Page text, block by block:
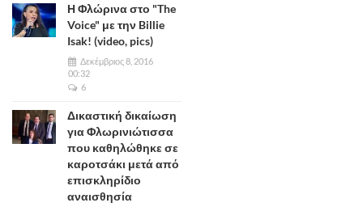
Η Φλώρινα στο "The
Voice" με την Billie
Isak! (video, pics)
Δεκέμβριος 8, 2016
00:32
6
Δικαστική δικαίωση
για Φλωρινιώτισσα
που καθηλώθηκε σε
καροτσάκι μετά από
επισκληρίδιο
αναισθησία